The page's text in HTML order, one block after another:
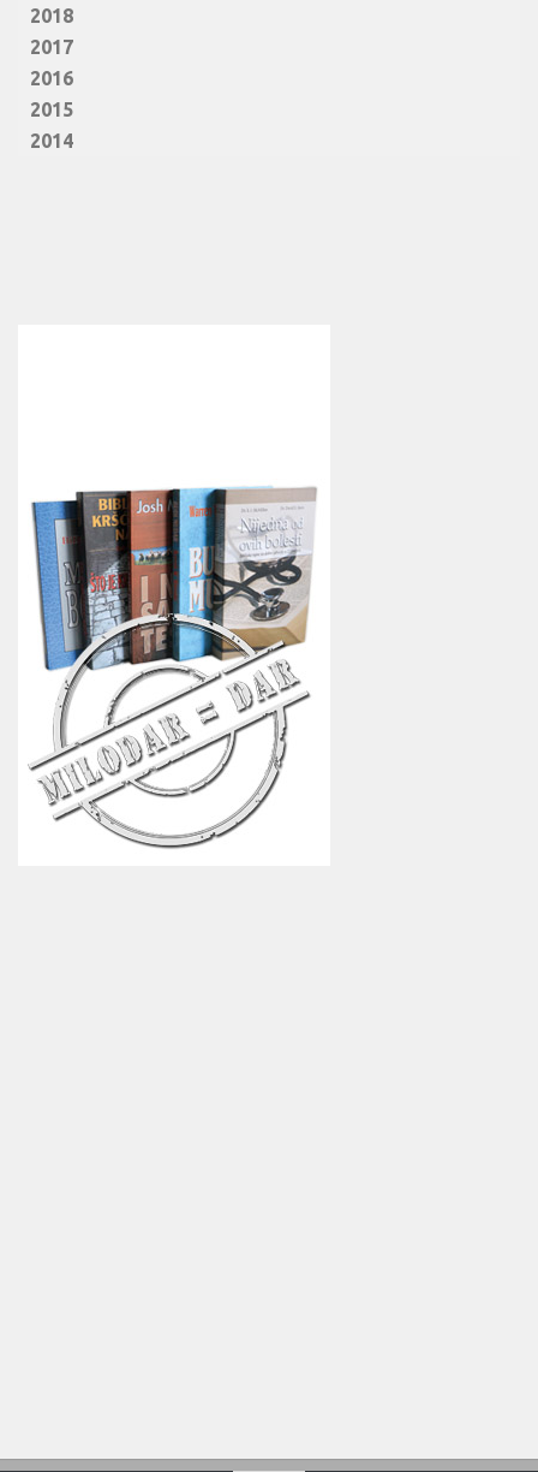
2018
2017
2016
2015
2014